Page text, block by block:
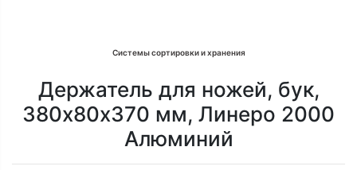
Системы сортировки и хранения
Держатель для ножей, бук,
380х80х370 мм, Линеро 2000
Алюминий